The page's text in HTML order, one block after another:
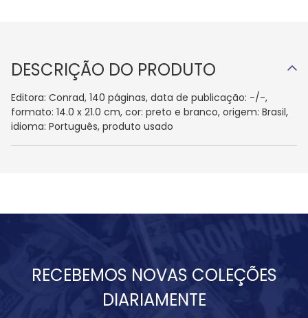
DESCRIÇÃO DO PRODUTO
Editora: Conrad, 140 páginas, data de publicação: -/-,
formato: 14.0 x 21.0 cm, cor: preto e branco, origem: Brasil,
idioma: Português, produto usado
RECEBEMOS NOVAS COLEÇÕES
DIARIAMENTE